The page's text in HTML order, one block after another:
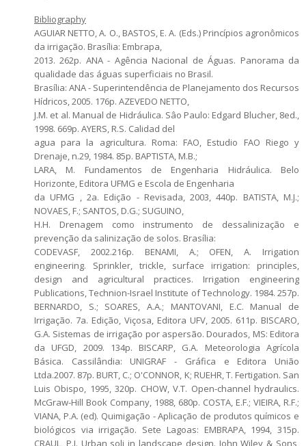
Bibliography
AGUIAR NETTO, A. O., BASTOS, E. A. (Eds.) Princípios agronômicos
da irrigação. Brasília: Embrapa,
2013. 262p. ANA - Agência Nacional de Águas. Panorama da
qualidade das águas superficiais no Brasil.
Brasília: ANA - Superintendência de Planejamento dos Recursos
Hídricos, 2005. 176p. AZEVEDO NETTO,
J.M. et al. Manual de Hidráulica. Sâo Paulo: Edgard Blucher, 8ed.,
1998. 669p. AYERS, R.S. Calidad del
agua para la agricultura. Roma: FAO, Estudio FAO Riego y
Drenaje, n.29, 1984. 85p. BAPTISTA, M.B.;
LARA, M. Fundamentos de Engenharia Hidráulica. Belo
Horizonte, Editora UFMG e Escola de Engenharia
da UFMG , 2a. Edição - Revisada, 2003, 440p. BATISTA, M.J.;
NOVAES, F.; SANTOS, D.G.; SUGUINO,
H.H. Drenagem como instrumento de dessalinização e
prevenção da salinização de solos. Brasília:
CODEVASF, 2002.216p. BENAMI, A.; OFEN, A. Irrigation
engineering. Sprinkler, trickle, surface irrigation: principles,
design and agricultural practices. Irrigation engineering
Publications, Technion-Israel Institute of Technology. 1984. 257p.
BERNARDO, S.; SOARES, A.A.; MANTOVANI, E.C. Manual de
Irrigação. 7a. Edição, Viçosa, Editora UFV, 2005. 611p. BISCARO,
G.A. Sistemas de irrigação por aspersão. Dourados, MS: Editora
da UFGD, 2009. 134p. BISCARP, G.A. Meteorologia Agrícola
Básica. Cassilândia: UNIGRAF - Gráfica e Editora União
Ltda.2007. 87p. BURT, C.; O'CONNOR, K; RUEHR, T. Fertigation. San
Luis Obispo, 1995, 320p. CHOW, V.T. Open-channel hydraulics.
McGraw-Hill Book Company, 1988, 680p. COSTA, E.F.; VIEIRA, R.F.;
VIANA, P.A. (ed). Quimigação - Aplicação de produtos químicos e
biológicos via irrigação. Sete Lagoas: EMBRAPA, 1994, 315p.
CRAUL, P.J. Urban soli in landscape design. John Wiley & Sons,